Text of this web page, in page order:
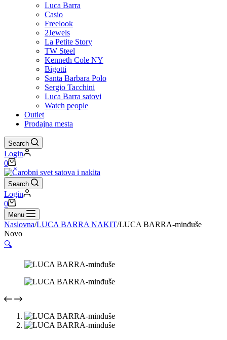
Luca Barra
Casio
Freelook
2Jewels
La Petite Story
TW Steel
Kenneth Cole NY
Bigotti
Santa Barbara Polo
Sergio Tacchini
Luca Barra satovi
Watch people
Outlet
Prodajna mesta
Search
Login
Shopping
cart
0
Search
Login
Shopping
cart
0
Menu
Naslovna/LUCA BARRA NAKIT/LUCA BARRA-minđuše
Novo
🔍